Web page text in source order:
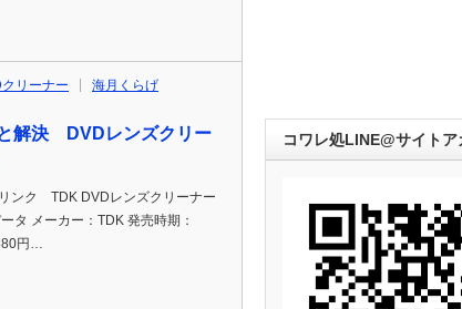
クリーナー 海月くらげ
解決 DVDレンズクリー
ンク TDK DVDレンズクリーナー
タ メーカー：TDK 発売時期：
円…
コワレ処LINE@サイトア